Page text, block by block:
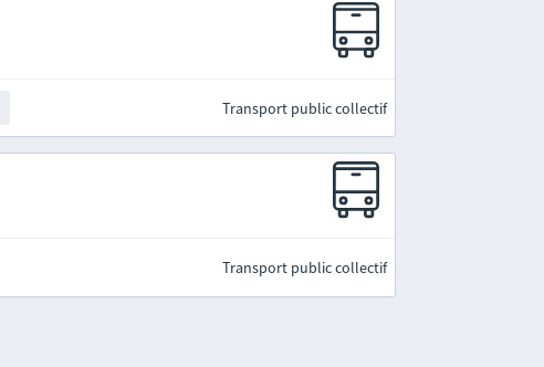
Transport public collectif
Transport public collectif